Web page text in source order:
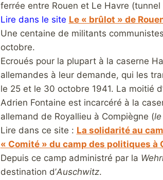
ferrée entre Rouen et Le Havre (tunnel
Lire dans le site Le « brûlot » de
Une centaine de militants
octobre.
Ecroués pour la plupart à la caserne
allemandes à leur demande, qui les
le 25 et le 30 octobre 1941. La moitié
Adrien Fontaine est incarcéré à la
allemand de Royallieu à Compiègne (le
Lire dans ce site : La solidarité au
« Comité » du camp des politiques à
Depuis ce camp administré par la
destination d’Auschwitz.